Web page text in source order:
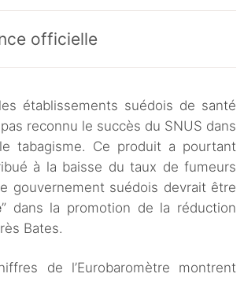
officielle
établissements suédois de santé
reconnu le succès du SNUS dans
tabagisme. Ce produit a pourtant
à la baisse du taux de fumeurs
gouvernement suédois devrait être
” dans la promotion de la réduction
Bates.
de l’Eurobaromètre montrent